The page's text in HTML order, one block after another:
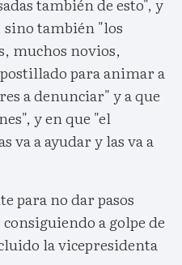
también de esto", y
sino también "los
muchos novios,
para animar a
a denunciar" y a que
y en que "el
va a ayudar y las va a
para no dar pasos
a golpe de
la vicepresidenta